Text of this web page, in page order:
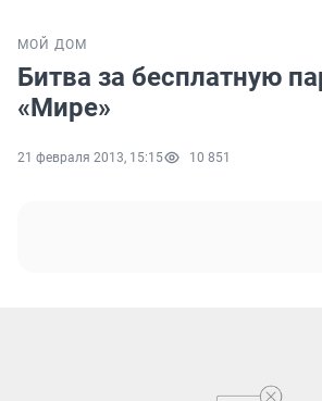
МОЙ ДОМ
Битва за бесплатную
«Мире»
21 февраля 2013, 15:15 10 851